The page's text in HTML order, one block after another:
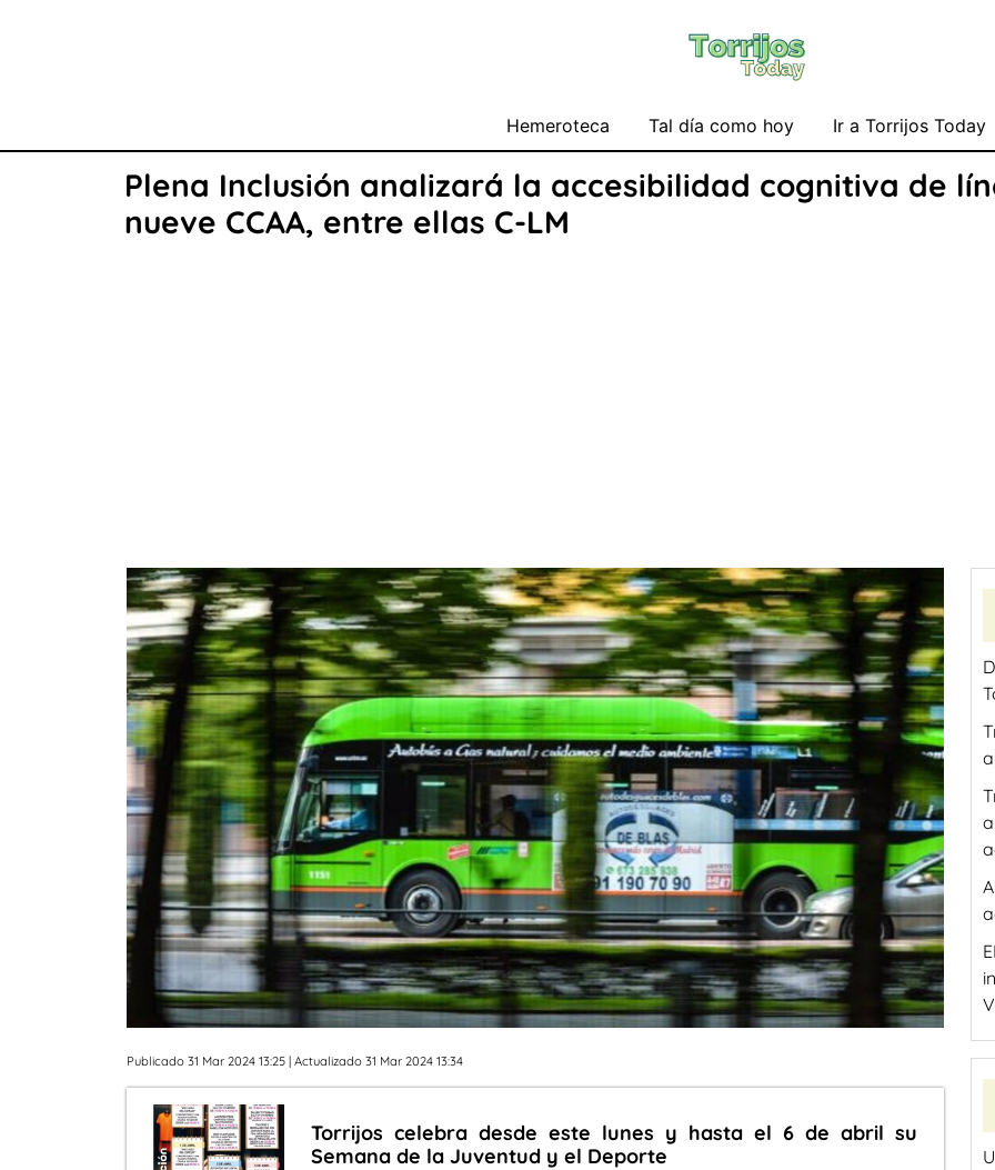
Hemeroteca Tal día como hoy Ir a Torrijos Today
Plena Inclusión analizará la accesibilidad cognitiva de
nueve CCAA, entre ellas C-LM
Publicado 31 Mar 2024 13:25 | Actualizado 31 Mar 2024 13:34
Torrijos celebra desde este lunes y hasta el 6 de abril su
Semana de la Juventud y el Deporte